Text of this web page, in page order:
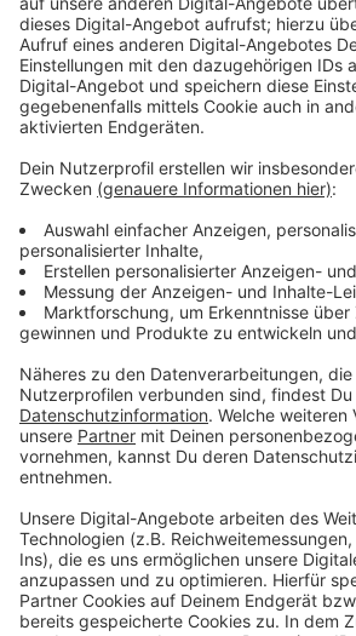
angeblich damit gebrüstet hatte, für
Bombenanschlag verantwortlich
Anzeige
Mehr Infos zu diesem Thema
Nicht genug Beweise für eine
Opfer enttäuscht über Freispruch
20 Jahre nach dem Wehrhahn-
von 2000
Der Wehrhahn-Anschlag - Reportage
Anzeige